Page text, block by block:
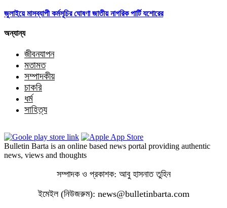
জুলাইয়ে মাসব্যাপী কর্মসূচির ঘোষণা জাতীয় নাগরিক পার্টি যশোরের
অন্যান্য
জীবনযাপন
মতামত
সম্পাদকীয়
চাকরি
ধর্ম
সাহিত্য
Bulletin Barta is an online based news portal providing authentic
news, views and thoughts
সম্পাদক ও প্রকাশক: আবু হাসনাত তুহিন
ইমেইল (নিউজরুম): news@bulletinbarta.com